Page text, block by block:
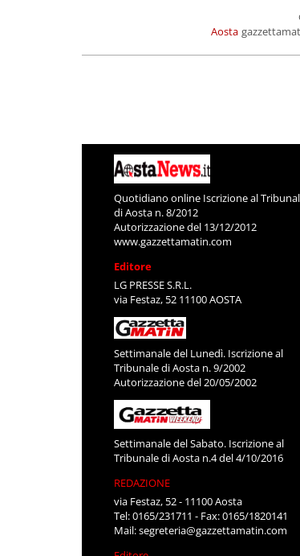
Aosta
Quotidiano online Iscrizione al
di Aosta n. 8/2012
Autorizzazione del 13/12/2012
www.gazzettamatin.com
Editore
LG PRESSE S.R.L.
via Festaz, 52 11100 AOSTA
Settimanale del Lunedì. Iscrizione al
Tribunale di Aosta n. 9/2002
Autorizzazione del 20/05/2002
Settimanale del Sabato. Iscrizione al
Tribunale di Aosta n.4 del 4/10/2016
REDAZIONE
via Festaz, 52 - 11100 Aosta
Tel: 0165/231711 - Fax: 0165/1820141
Mail:segreteria@gazzettamatin.com